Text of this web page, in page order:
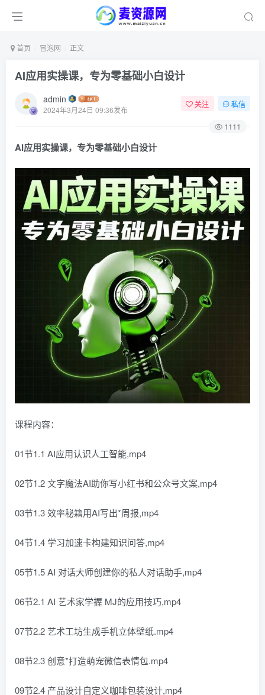
首页 冒泡网 正文
AI应用实操课，专为零基础小白设计
admin
2024年3月24日 09:36发布
关注 私信
1111
AI应用实操课，专为零基础小白设计
课程内容：
01节1.1 AI应用认识人工智能,mp4
02节1.2 文字魔法AI助你写小红书和公众号文案,mp4
03节1.3 效率秘籍用AI写出*周报,mp4
04节1.4 学习加速卡构建知识问答,mp4
05节1.5 AI 对话大师创建你的私人对话助手,mp4
06节2.1 AI 艺术家学握 MJ的应用技巧,mp4
07节2.2 艺术工坊生成手机立体壁纸.mp4
08节2.3 创意*打造萌宠微信表情包.mp4
09节2.4 产品设计自定义咖啡包装设计,mp4